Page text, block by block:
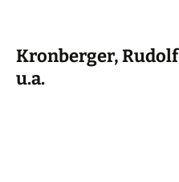
Kronberger, Rudolf
u.a.